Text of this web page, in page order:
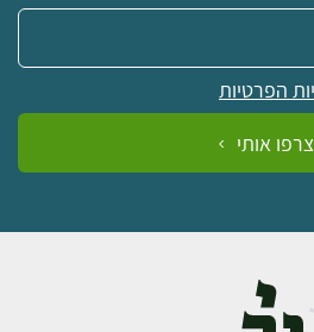
הפרטיות
צרפו אותי